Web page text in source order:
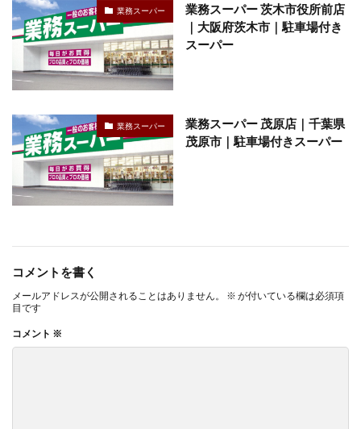
業務スーパー
業務スーパー 茨木市役所前店
｜大阪府茨木市｜駐車場付き
スーパー
業務スーパー
業務スーパー 茂原店｜千葉県
茂原市｜駐車場付きスーパー
コメントを書く
メールアドレスが公開されることはありません。 ※ が付いている欄は必須項
目です
コメント ※